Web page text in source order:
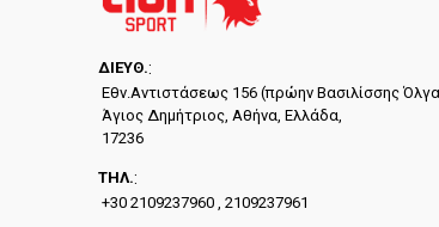
ΔΙΕYΘ.:
Εθν.Αντιστάσεως 156 (πρώην Βασιλίσσης
Άγιος Δημήτριος, Αθήνα, Ελλάδα,
17236
ΤΗΛ.:
+30 2109237960 , 2109237961